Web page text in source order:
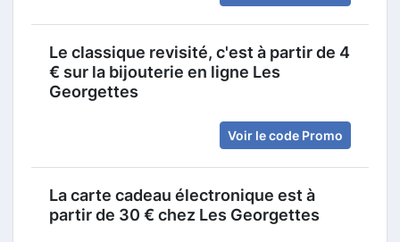
Le classique revisité, c'est à partir de 4
€ sur la bijouterie en ligne Les
Georgettes
Voir le code Promo
La carte cadeau électronique est à
partir de 30 € chez Les Georgettes